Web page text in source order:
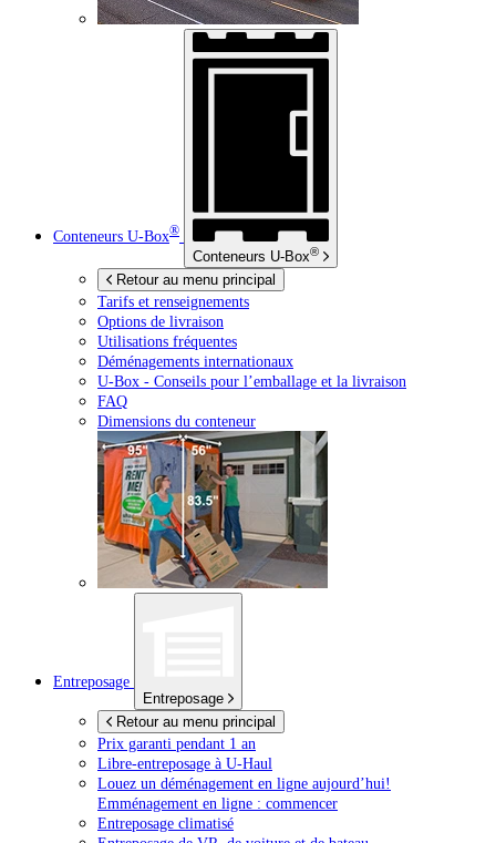
Conteneurs U-Box®
Conteneurs U-Box®
Retour au menu principal
Tarifs et renseignements
Options de livraison
Utilisations fréquentes
Déménagements internationaux
U-Box - Conseils pour l’emballage et la livraison
FAQ
Dimensions du conteneur
Entreposage
Entreposage
Retour au menu principal
Prix garanti pendant 1 an
Libre-entreposage à U-Haul
Louez un déménagement en ligne aujourd’hui!
Emménagement en ligne : commencer
Entreposage climatisé